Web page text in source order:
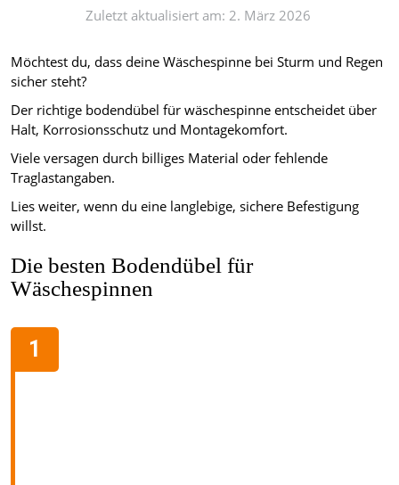
Zuletzt aktualisiert am: 2. März 2026
Möchtest du, dass deine Wäschespinne bei Sturm und Regen
sicher steht?
Der richtige bodendübel für wäschespinne entscheidet über
Halt, Korrosionsschutz und Montagekomfort.
Viele versagen durch billiges Material oder fehlende
Traglastangaben.
Lies weiter, wenn du eine langlebige, sichere Befestigung
willst.
Die besten Bodendübel für
Wäschespinnen